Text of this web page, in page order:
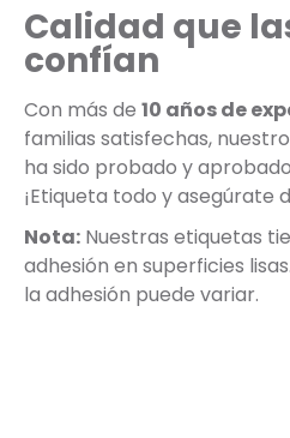
Calidad que
confían
Con más de 10 años de
familias satisfechas,
ha sido probado y
¡Etiqueta todo y asegúrate
Nota: Nuestras etiquetas
adhesión en superficies
la adhesión puede variar.